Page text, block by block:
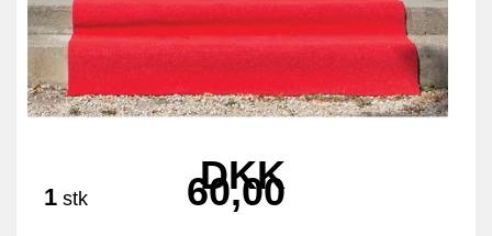
1 stk
DKK
60,00